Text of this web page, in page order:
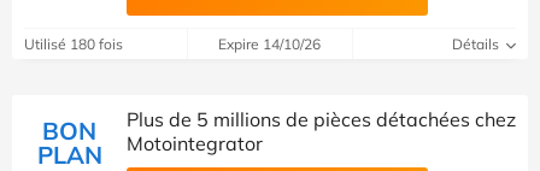
Utilisé 180 fois Expire 14/10/26 Détails
BON
PLAN
Plus de 5 millions de pièces détachées chez
Motointegrator